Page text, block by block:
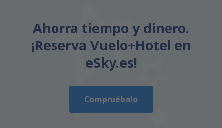
Ahorra tiempo y dinero.
¡Reserva Vuelo+Hotel en
eSky.es!
Compruébalo